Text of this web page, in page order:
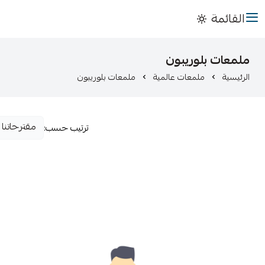
القائمة
ملمعات بلوريبون
الرئيسية ملمعات عالمية ملمعات بلوريبون
ترتيب حسب: